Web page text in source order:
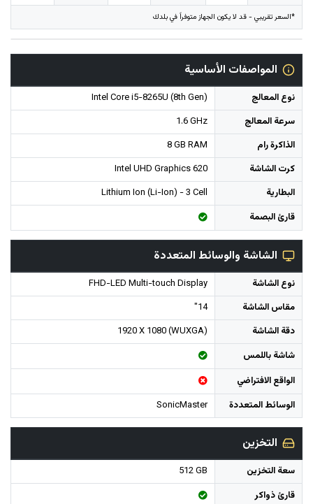
*السعر تقريبي - قد لا يكون الجهاز متوفراً في بلدك
المواصفات الأساسية
نوع المعالج
Intel Core i5-8265U (8th Gen)
سرعة المعالج
1.6 GHz
الذاكرة رام
8 GB RAM
كرت الشاشة
Intel UHD Graphics 620
البطارية
Lithium Ion (Li-Ion) - 3 Cell
قارئ البصمة
الشاشة والوسائط المتعددة
نوع الشاشة
FHD-LED Multi-touch Display
مقاس الشاشة
14"
دقة الشاشة
1920 X 1080 (WUXGA)
شاشة باللمس
الواقع الافتراضي
الوسائط المتعددة
SonicMaster
التخزين
سعة التخزين
512 GB
قارئ ذواكر